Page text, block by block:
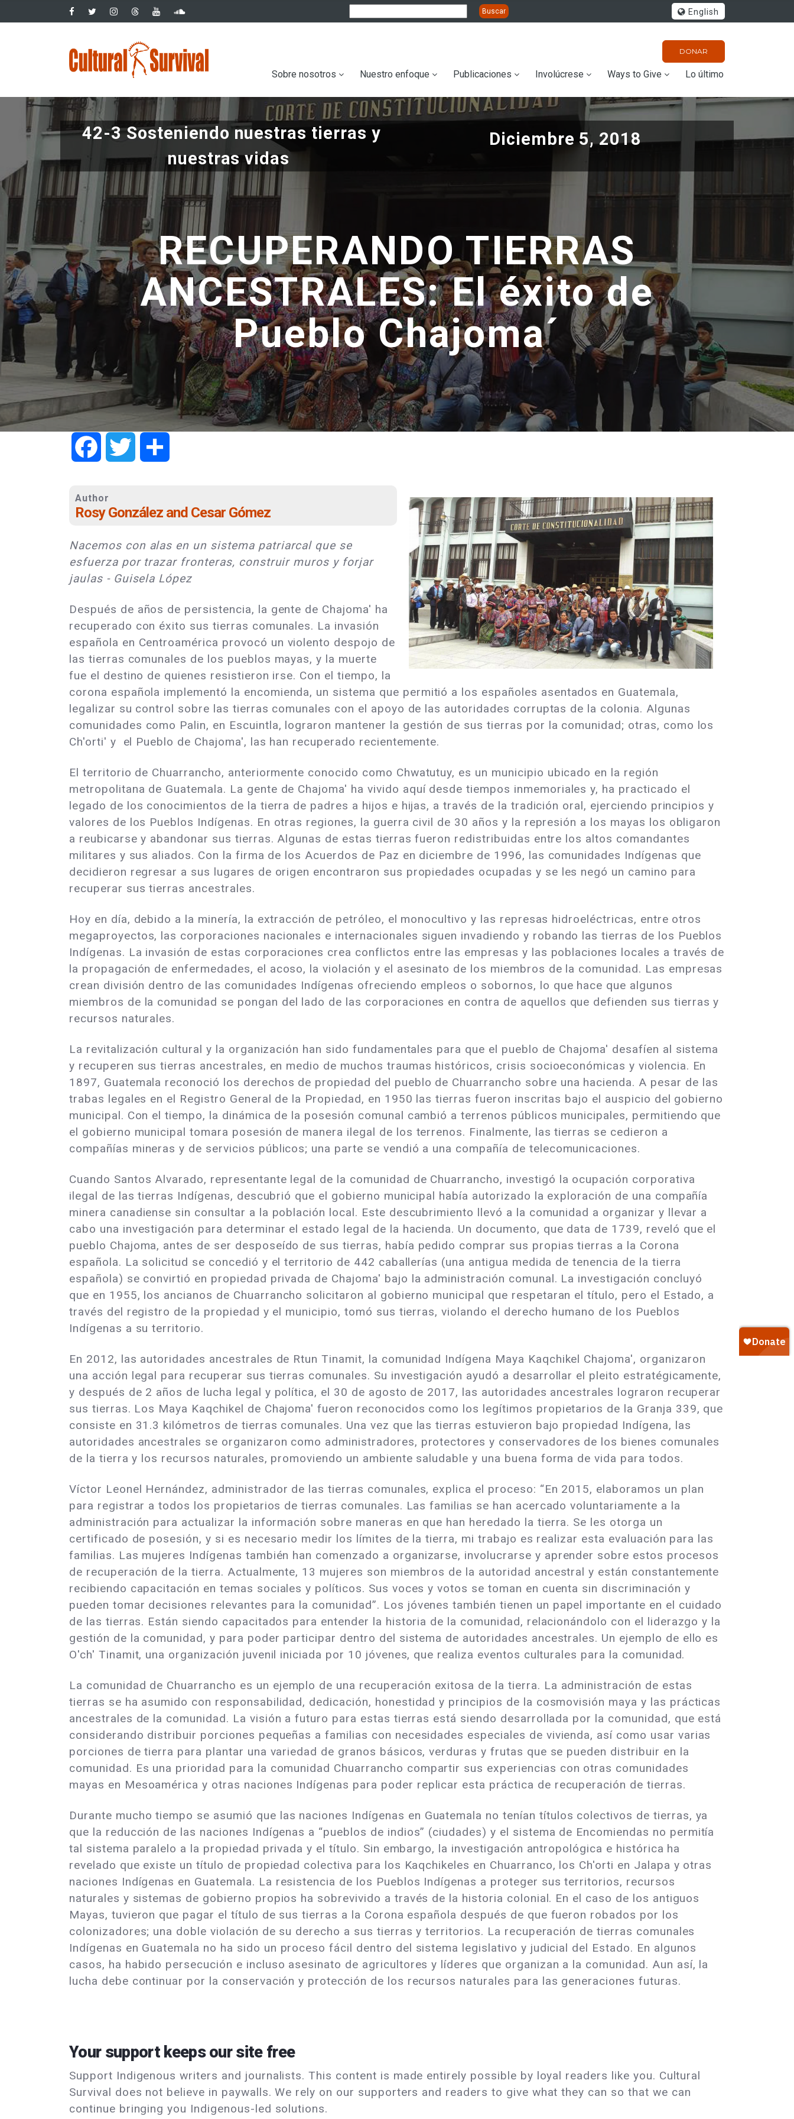
al
English
DONAR
navigation
Sobre nosotros Nuestro enfoque Publicaciones Involúcrese Ways to Give Lo último
42-3 Sosteniendo nuestras tierras y
nuestras vidas
Diciembre 5, 2018
RECUPERANDO TIERRAS
ANCESTRALES: El éxito de
Pueblo Chajoma´
FacebookTwitter
Author
Rosy González and Cesar Gómez
Nacemos con alas en un sistema patriarcal que se
esfuerza por trazar fronteras, construir muros y forjar
jaulas - Guisela López
Después de años de persistencia, la gente de Chajoma' ha
recuperado con éxito sus tierras comunales. La invasión
española en Centroamérica provocó un violento despojo de
las tierras comunales de los pueblos mayas, y la muerte
fue el destino de quienes resistieron irse. Con el tiempo, la
corona española implementó la encomienda, un sistema que permitió a los españoles asentados en Guatemala,
legalizar su control sobre las tierras comunales con el apoyo de las autoridades corruptas de la colonia. Algunas
comunidades como Palin, en Escuintla, lograron mantener la gestión de sus tierras por la comunidad; otras, como los
Ch'orti' y el Pueblo de Chajoma', las han recuperado recientemente.
El territorio de Chuarrancho, anteriormente conocido como Chwatutuy, es un municipio ubicado en la región
metropolitana de Guatemala. La gente de Chajoma' ha vivido aquí desde tiempos inmemoriales y, ha practicado el
legado de los conocimientos de la tierra de padres a hijos e hijas, a través de la tradición oral, ejerciendo principios y
valores de los Pueblos Indígenas. En otras regiones, la guerra civil de 30 años y la represión a los mayas los obligaron
a reubicarse y abandonar sus tierras. Algunas de estas tierras fueron redistribuidas entre los altos comandantes
militares y sus aliados. Con la firma de los Acuerdos de Paz en diciembre de 1996, las comunidades Indígenas que
decidieron regresar a sus lugares de origen encontraron sus propiedades ocupadas y se les negó un camino para
recuperar sus tierras ancestrales.
Hoy en día, debido a la minería, la extracción de petróleo, el monocultivo y las represas hidroeléctricas, entre otros
megaproyectos, las corporaciones nacionales e internacionales siguen invadiendo y robando las tierras de los Pueblos
Indígenas. La invasión de estas corporaciones crea conflictos entre las empresas y las poblaciones locales a través de
la propagación de enfermedades, el acoso, la violación y el asesinato de los miembros de la comunidad. Las empresas
crean división dentro de las comunidades Indígenas ofreciendo empleos o sobornos, lo que hace que algunos
miembros de la comunidad se pongan del lado de las corporaciones en contra de aquellos que defienden sus tierras y
recursos naturales.
La revitalización cultural y la organización han sido fundamentales para que el pueblo de Chajoma' desafíen al sistema
y recuperen sus tierras ancestrales, en medio de muchos traumas históricos, crisis socioeconómicas y violencia. En
1897, Guatemala reconoció los derechos de propiedad del pueblo de Chuarrancho sobre una hacienda. A pesar de las
trabas legales en el Registro General de la Propiedad, en 1950 las tierras fueron inscritas bajo el auspicio del gobierno
municipal. Con el tiempo, la dinámica de la posesión comunal cambió a terrenos públicos municipales, permitiendo que
el gobierno municipal tomara posesión de manera ilegal de los terrenos. Finalmente, las tierras se cedieron a
compañías mineras y de servicios públicos; una parte se vendió a una compañía de telecomunicaciones.
Cuando Santos Alvarado, representante legal de la comunidad de Chuarrancho, investigó la ocupación corporativa
ilegal de las tierras Indígenas, descubrió que el gobierno municipal había autorizado la exploración de una compañía
minera canadiense sin consultar a la población local. Este descubrimiento llevó a la comunidad a organizar y llevar a
cabo una investigación para determinar el estado legal de la hacienda. Un documento, que data de 1739, reveló que el
pueblo Chajoma, antes de ser desposeído de sus tierras, había pedido comprar sus propias tierras a la Corona
española. La solicitud se concedió y el territorio de 442 caballerías (una antigua medida de tenencia de la tierra
española) se convirtió en propiedad privada de Chajoma' bajo la administración comunal. La investigación concluyó
que en 1955, los ancianos de Chuarrancho solicitaron al gobierno municipal que respetaran el título, pero el Estado, a
través del registro de la propiedad y el municipio, tomó sus tierras, violando el derecho humano de los Pueblos
Indígenas a su territorio.
En 2012, las autoridades ancestrales de Rtun Tinamit, la comunidad Indígena Maya Kaqchikel Chajoma', organizaron
una acción legal para recuperar sus tierras comunales. Su investigación ayudó a desarrollar el pleito estratégicamente,
y después de 2 años de lucha legal y política, el 30 de agosto de 2017, las autoridades ancestrales lograron recuperar
sus tierras. Los Maya Kaqchikel de Chajoma' fueron reconocidos como los legítimos propietarios de la Granja 339, que
consiste en 31.3 kilómetros de tierras comunales. Una vez que las tierras estuvieron bajo propiedad Indígena, las
autoridades ancestrales se organizaron como administradores, protectores y conservadores de los bienes comunales
de la tierra y los recursos naturales, promoviendo un ambiente saludable y una buena forma de vida para todos.
Víctor Leonel Hernández, administrador de las tierras comunales, explica el proceso: “En 2015, elaboramos un plan
para registrar a todos los propietarios de tierras comunales. Las familias se han acercado voluntariamente a la
administración para actualizar la información sobre maneras en que han heredado la tierra. Se les otorga un
certificado de posesión, y si es necesario medir los límites de la tierra, mi trabajo es realizar esta evaluación para las
familias. Las mujeres Indígenas también han comenzado a organizarse, involucrarse y aprender sobre estos procesos
de recuperación de la tierra. Actualmente, 13 mujeres son miembros de la autoridad ancestral y están constantemente
recibiendo capacitación en temas sociales y políticos. Sus voces y votos se toman en cuenta sin discriminación y
pueden tomar decisiones relevantes para la comunidad”. Los jóvenes también tienen un papel importante en el cuidado
de las tierras. Están siendo capacitados para entender la historia de la comunidad, relacionándolo con el liderazgo y la
gestión de la comunidad, y para poder participar dentro del sistema de autoridades ancestrales. Un ejemplo de ello es
O'ch' Tinamit, una organización juvenil iniciada por 10 jóvenes, que realiza eventos culturales para la comunidad.
La comunidad de Chuarrancho es un ejemplo de una recuperación exitosa de la tierra. La administración de estas
tierras se ha asumido con responsabilidad, dedicación, honestidad y principios de la cosmovisión maya y las prácticas
ancestrales de la comunidad. La visión a futuro para estas tierras está siendo desarrollada por la comunidad, que está
considerando distribuir porciones pequeñas a familias con necesidades especiales de vivienda, así como usar varias
porciones de tierra para plantar una variedad de granos básicos, verduras y frutas que se pueden distribuir en la
comunidad. Es una prioridad para la comunidad Chuarrancho compartir sus experiencias con otras comunidades
mayas en Mesoamérica y otras naciones Indígenas para poder replicar esta práctica de recuperación de tierras.
Durante mucho tiempo se asumió que las naciones Indígenas en Guatemala no tenían títulos colectivos de tierras, ya
que la reducción de las naciones Indígenas a “pueblos de indios” (ciudades) y el sistema de Encomiendas no permitía
tal sistema paralelo a la propiedad privada y el título. Sin embargo, la investigación antropológica e histórica ha
revelado que existe un título de propiedad colectiva para los Kaqchikeles en Chuarranco, los Ch'orti en Jalapa y otras
naciones Indígenas en Guatemala. La resistencia de los Pueblos Indígenas a proteger sus territorios, recursos
naturales y sistemas de gobierno propios ha sobrevivido a través de la historia colonial. En el caso de los antiguos
Mayas, tuvieron que pagar el título de sus tierras a la Corona española después de que fueron robados por los
colonizadores; una doble violación de su derecho a sus tierras y territorios. La recuperación de tierras comunales
Indígenas en Guatemala no ha sido un proceso fácil dentro del sistema legislativo y judicial del Estado. En algunos
casos, ha habido persecución e incluso asesinato de agricultores y líderes que organizan a la comunidad. Aun así, la
lucha debe continuar por la conservación y protección de los recursos naturales para las generaciones futuras.
Your support keeps our site free
Support Indigenous writers and journalists. This content is made entirely possible by loyal readers like you. Cultural
Survival does not believe in paywalls. We rely on our supporters and readers to give what they can so that we can
continue bringing you Indigenous-led solutions.